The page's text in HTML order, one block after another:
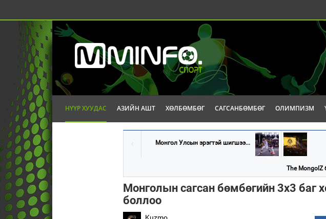
НҮҮР ХУУДАС АЗИЙН АШТ ХӨЛБӨМБӨГ САГСАНБӨМБӨГ ОЛИМПИЗМ
Монгол Улсын эрэгтэй шигшээ...
The MongolZ
Монголын сагсан бөмбөгийн 3х3 баг
боллоо